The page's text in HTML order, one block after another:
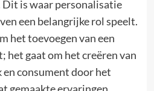
is waar personalisatie
een belangrijke rol speelt.
het toevoegen van een
het gaat om het creëren van
en consument door het